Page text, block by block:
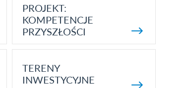
PROJEKT:
KOMPETENCJE
PRZYSZŁOŚCI
TERENY
INWESTYCYJNE